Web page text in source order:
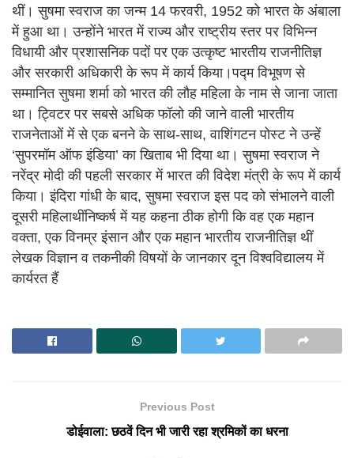
थीं। सुषमा स्वराज का जन्म 14 फरवरी, 1952 को भारत के अंबाला
में हुआ था। उन्होंने भारत में राज्य और राष्ट्रीय स्तर पर विभिन्न
विधायी और प्रशासनिक पदों पर एक उत्कृष्ट भारतीय राजनीतिज्ञ
और सरकारी अधिकारी के रूप में कार्य किया।पद्म विभूषण से
सम्मानित सुषमा शर्मा को भारत की लौह महिला के नाम से जाना जाता
था। ट्विटर पर सबसे अधिक फॉलो की जाने वाली भारतीय
राजनेताओं में से एक बनने के साथ-साथ, वाशिंगटन पोस्ट ने उन्हें
‘सुपरमॉम ऑफ इंडिया’ का खिताब भी दिया था। सुषमा स्वराज ने
नरेंद्र मोदी की पहली सरकार में भारत की विदेश मंत्री के रूप में कार्य
किया। इंदिरा गांधी के बाद, सुषमा स्वराज इस पद को संभालने वाली
दूसरी महिलाथींनिष्कर्ष में यह कहना ठीक होगी कि वह एक महान
वक्ता, एक विनम्र इंसान और एक महान भारतीय राजनीतिज्ञ थीं
लेखक विज्ञान व तकनीकी विषयों के जानकार दून विश्वविद्यालय में
कार्यरत हैं
Previous Post
डोईवाला: छठवें दिन भी जारी रहा श्रमिकों का धरना